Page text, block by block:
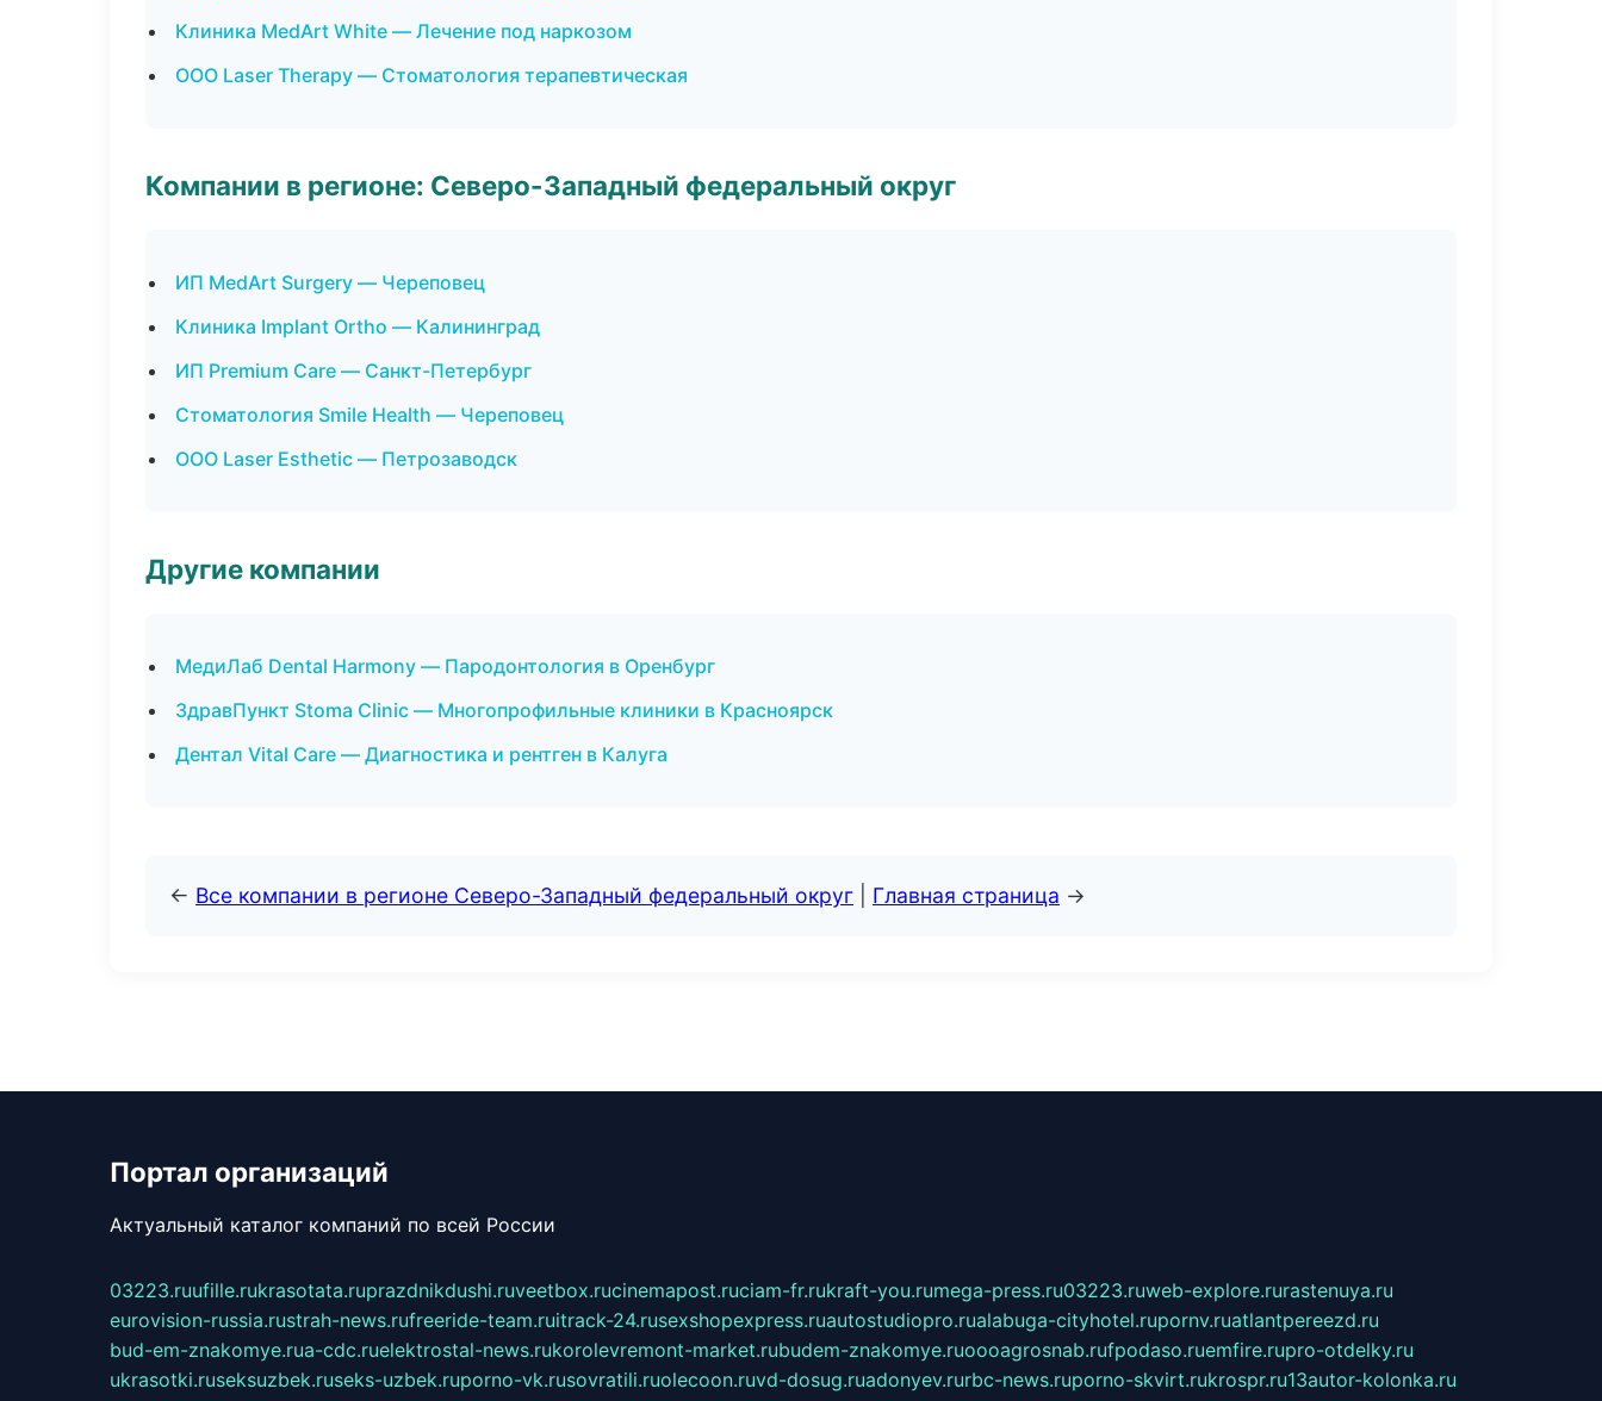
Клиника MedArt White — Лечение под наркозом
ООО Laser Therapy — Стоматология терапевтическая
Компании в регионе: Северо-Западный федеральный округ
ИП MedArt Surgery — Череповец
Клиника Implant Ortho — Калининград
ИП Premium Care — Санкт-Петербург
Стоматология Smile Health — Череповец
ООО Laser Esthetic — Петрозаводск
Другие компании
МедиЛаб Dental Harmony — Пародонтология в Оренбург
ЗдравПункт Stoma Clinic — Многопрофильные клиники в Красноярск
Дентал Vital Care — Диагностика и рентген в Калуга
← Все компании в регионе Северо-Западный федеральный округ Главная страница →
Портал организаций
Актуальный каталог компаний по всей России
03223.ruufille.rukrasotata.ruprazdnikdushi.ruveetbox.rucinemapost.ruciam-fr.rukraft-you.rumega-press.ru03223.ruweb-explore.rurastenuya.ru
eurovision-russia.rustrah-news.rufreeride-team.ruitrack-24.rusexshopexpress.ruautostudiopro.rualabuga-cityhotel.rupornv.ruatlantpereezd.ru
bud-em-znakomye.rua-cdc.ruelektrostal-news.rukorolevremont-market.rubudem-znakomye.ruoooagrosnab.rufpodaso.ruemfire.rupro-otdelky.ru
ukrasotki.ruseksuzbek.ruseks-uzbek.ruporno-vk.rusovratili.ruolecoon.ruvd-dosug.ruadonyev.rurbc-news.ruporno-skvirt.rukrospr.ru13autor-kolonka.ru